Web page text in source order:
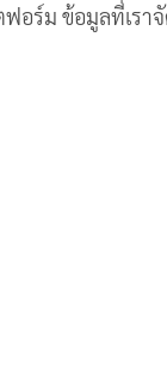
ร์ม ข้อมูลที่เรา